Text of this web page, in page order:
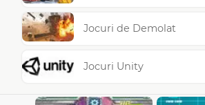
Jocuri de Demolat
Jocuri Unity